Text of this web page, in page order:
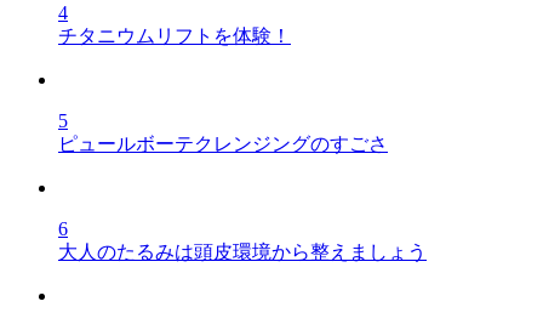
4
チタニウムリフトを体験！
5
ピュールボーテクレンジングのすごさ
6
大人のたるみは頭皮環境から整えましょう